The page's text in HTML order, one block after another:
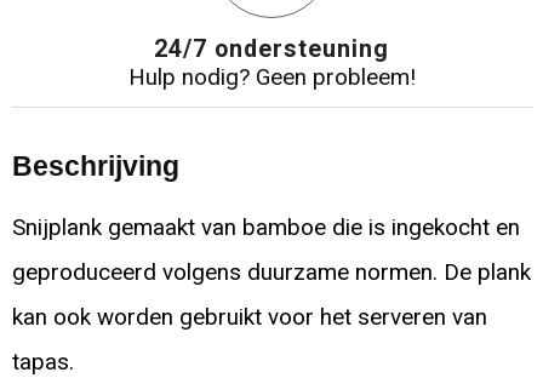
24/7 ondersteuning
Hulp nodig? Geen probleem!
Beschrijving
Snijplank gemaakt van bamboe die is ingekocht en
geproduceerd volgens duurzame normen. De plank
kan ook worden gebruikt voor het serveren van
tapas.